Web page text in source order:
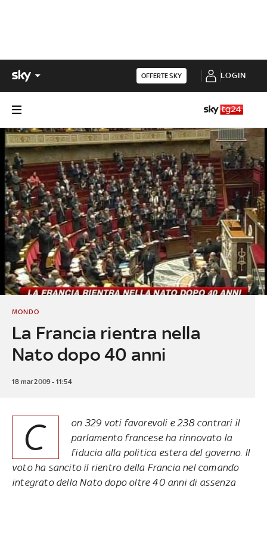
OFFERTE SKY LOGIN
La Francia rientra nella
Nato dopo 40 anni
MONDO
18 mar 2009 - 11:54
C
on 329 voti favorevoli e 238 contrari il
parlamento francese ha rinnovato la
fiducia alla politica estera del governo. Il
voto ha sancito il rientro della Francia nel comando
integrato della Nato dopo oltre 40 anni di assenza